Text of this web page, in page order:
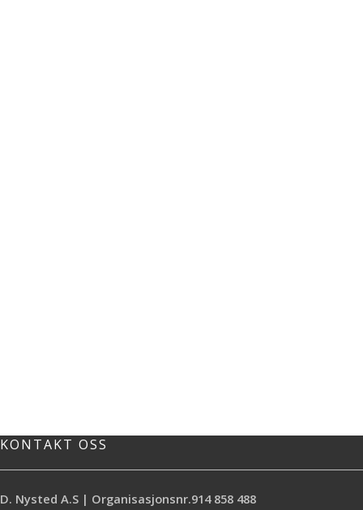
KONTAKT OSS
D. Nysted A.S | Organisasjonsnr.914 858 488